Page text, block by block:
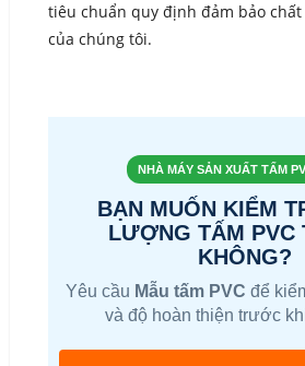
tiêu chuẩn quy định đảm bảo
của chúng tôi.
NHÀ MÁY SẢN XUẤT TẤM
BẠN MUỐN KIỂM
LƯỢNG TẤM PVC
KHÔNG?
Yêu cầu Mẫu tấm PVC để
và độ hoàn thiện trước